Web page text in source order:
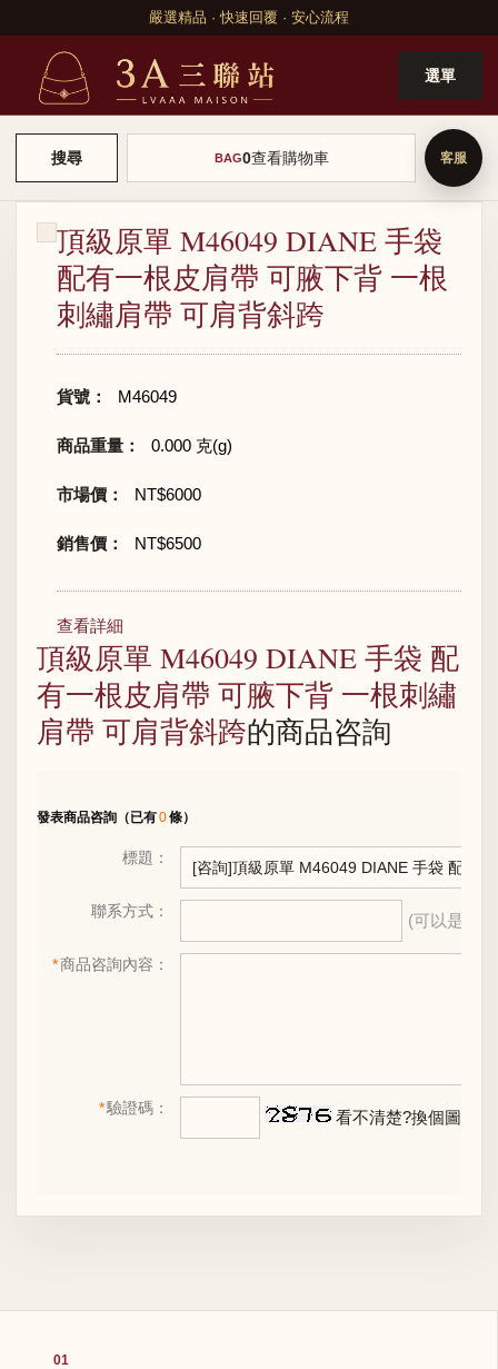
嚴選精品 · 快速回覆 · 安心流程
選單
搜尋 BAG0查看購物車
頂級原單 M46049 DIANE 手袋
配有一根皮肩帶 可腋下背 一根
刺繡肩帶 可肩背斜跨
貨號： M46049
商品重量： 0.000 克(g)
市場價： NT$6000
銷售價： NT$6500
查看詳細
頂級原單 M46049 DIANE 手袋 配
有一根皮肩帶 可腋下背 一根刺繡
肩帶 可肩背斜跨的商品咨詢
發表商品咨詢 （已有0條）
標題：
聯系方式： (可以是電
*商品咨詢內容：
*驗證碼： 看不清楚?換個圖片
01